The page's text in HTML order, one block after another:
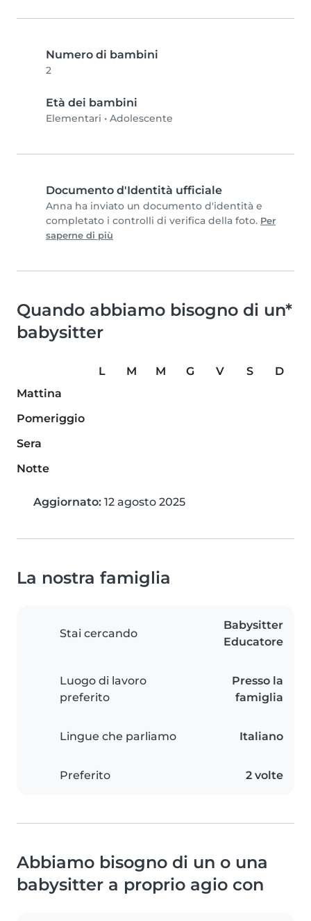
Numero di bambini
2
Età dei bambini
Elementari • Adolescente
Documento d'Identità ufficiale
Anna ha inviato un documento d'identità e
completato i controlli di verifica della foto. Per
saperne di più
Quando abbiamo bisogno di un*
babysitter
L M M G V S
D
Mattina
Pomeriggio
Sera
Notte
Aggiornato: 12 agosto 2025
La nostra famiglia
Stai cercando
Babysitter
Educatore
Luogo di lavoro
preferito
Presso la
famiglia
Lingue che parliamo Italiano
Preferito 2 volte
Abbiamo bisogno di un o una
babysitter a proprio agio con